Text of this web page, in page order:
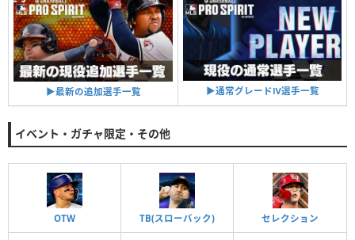
▶︎最新の追加選手一覧 ▶︎通常グレードⅣ選手一覧
イベント・ガチャ限定・その他
OTW TB(スローバック) セレクション